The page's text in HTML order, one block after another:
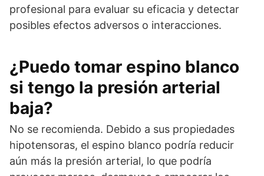
profesional para evaluar su eficacia y detectar
posibles efectos adversos o interacciones.
¿Puedo tomar espino blanco
si tengo la presión arterial
baja?
No se recomienda. Debido a sus propiedades
hipotensoras, el espino blanco podría reducir
aún más la presión arterial, lo que podría